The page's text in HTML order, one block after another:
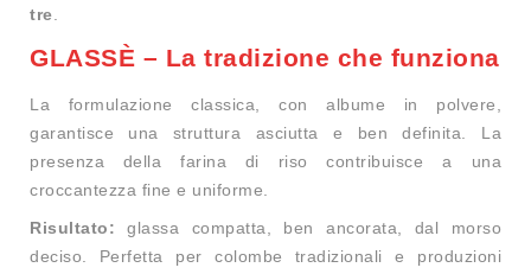
tre
GLASSÈ – La tradizione che funziona
La formulazione classica, con albume in polvere,
garantisce una struttura asciutta e ben definita. La
presenza della farina di riso contribuisce a una
croccantezza fine e uniforme.
Risultato: glassa compatta, ben ancorata, dal morso
deciso. Perfetta per colombe tradizionali e produzioni